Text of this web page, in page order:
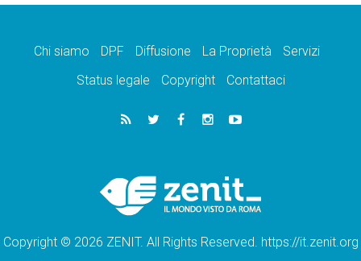
Chi siamo DPF Diffusione La Proprietà
Servizi
Status legale
Copyright Contattaci
Copyright © 2026 ZENIT. All Rights Reserved. https://it.zenit.org